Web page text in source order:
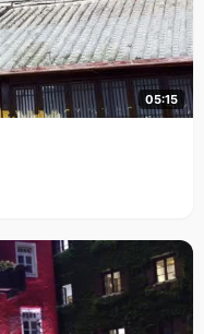
05:15